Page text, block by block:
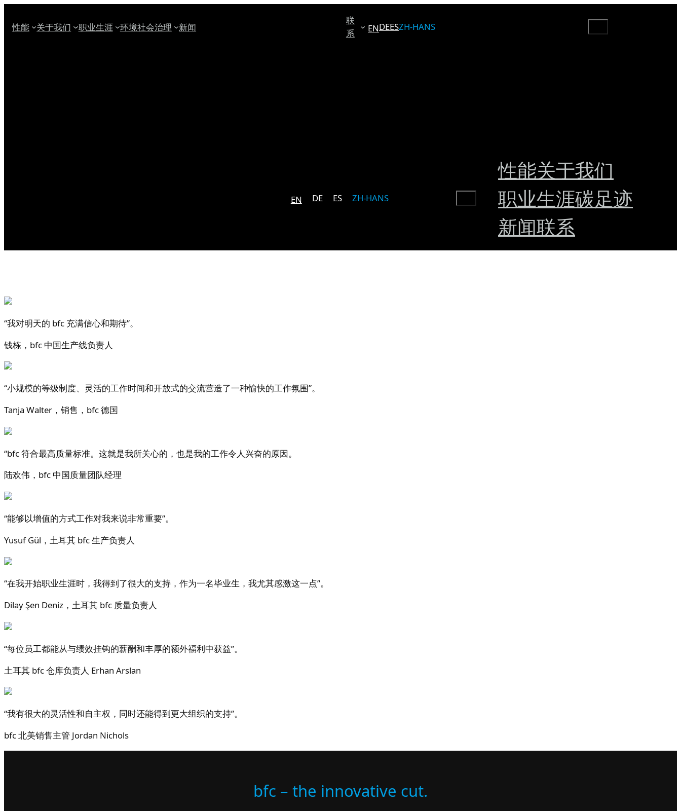
性能 关于我们 职业生涯 环境社会治理 新闻
联
系
ENDEESZH-HANS
EN DE ES ZH-HANS
性能关于我们
职业生涯碳足迹
新闻联系
“我对明天的 bfc 充满信心和期待”。
钱栋，bfc 中国生产线负责人
“小规模的等级制度、灵活的工作时间和开放式的交流营造了一种愉快的工作氛围”。
Tanja Walter，销售，bfc 德国
“bfc 符合最高质量标准。这就是我所关心的，也是我的工作令人兴奋的原因。
陆欢伟，bfc 中国质量团队经理
“能够以增值的方式工作对我来说非常重要”。
Yusuf Gül，土耳其 bfc 生产负责人
“在我开始职业生涯时，我得到了很大的支持，作为一名毕业生，我尤其感激这一点”。
Dilay Şen Deniz，土耳其 bfc 质量负责人
“每位员工都能从与绩效挂钩的薪酬和丰厚的额外福利中获益”。
土耳其 bfc 仓库负责人 Erhan Arslan
“我有很大的灵活性和自主权，同时还能得到更大组织的支持”。
bfc 北美销售主管 Jordan Nichols
bfc – the innovative cut.